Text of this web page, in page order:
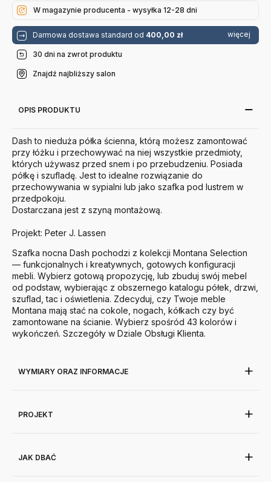
W magazynie producenta - wysyłka 12-28 dni
Darmowa dostawa standard od 400,00 zł więcej
30 dni na zwrot produktu
Znajdź najbliższy salon
OPIS PRODUKTU
Dash to nieduża półka ścienna, którą możesz zamontować
przy łóżku i przechowywać na niej wszystkie przedmioty,
których używasz przed snem i po przebudzeniu. Posiada
półkę i szufladę. Jest to idealne rozwiązanie do
przechowywania w sypialni lub jako szafka pod lustrem w
przedpokoju.
Dostarczana jest z szyną montażową.
Projekt: Peter J. Lassen
Szafka nocna Dash pochodzi z kolekcji Montana Selection
— funkcjonalnych i kreatywnych, gotowych konfiguracji
mebli. Wybierz gotową propozycję, lub zbuduj swój mebel
od podstaw, wybierając z obszernego katalogu półek, drzwi,
szuflad, tac i oświetlenia. Zdecyduj, czy Twoje meble
Montana mają stać na cokole, nogach, kółkach czy być
zamontowane na ścianie. Wybierz spośród 43 kolorów i
wykończeń. Szczegóły w Dziale Obsługi Klienta.
WYMIARY ORAZ INFORMACJE
PROJEKT
JAK DBAĆ